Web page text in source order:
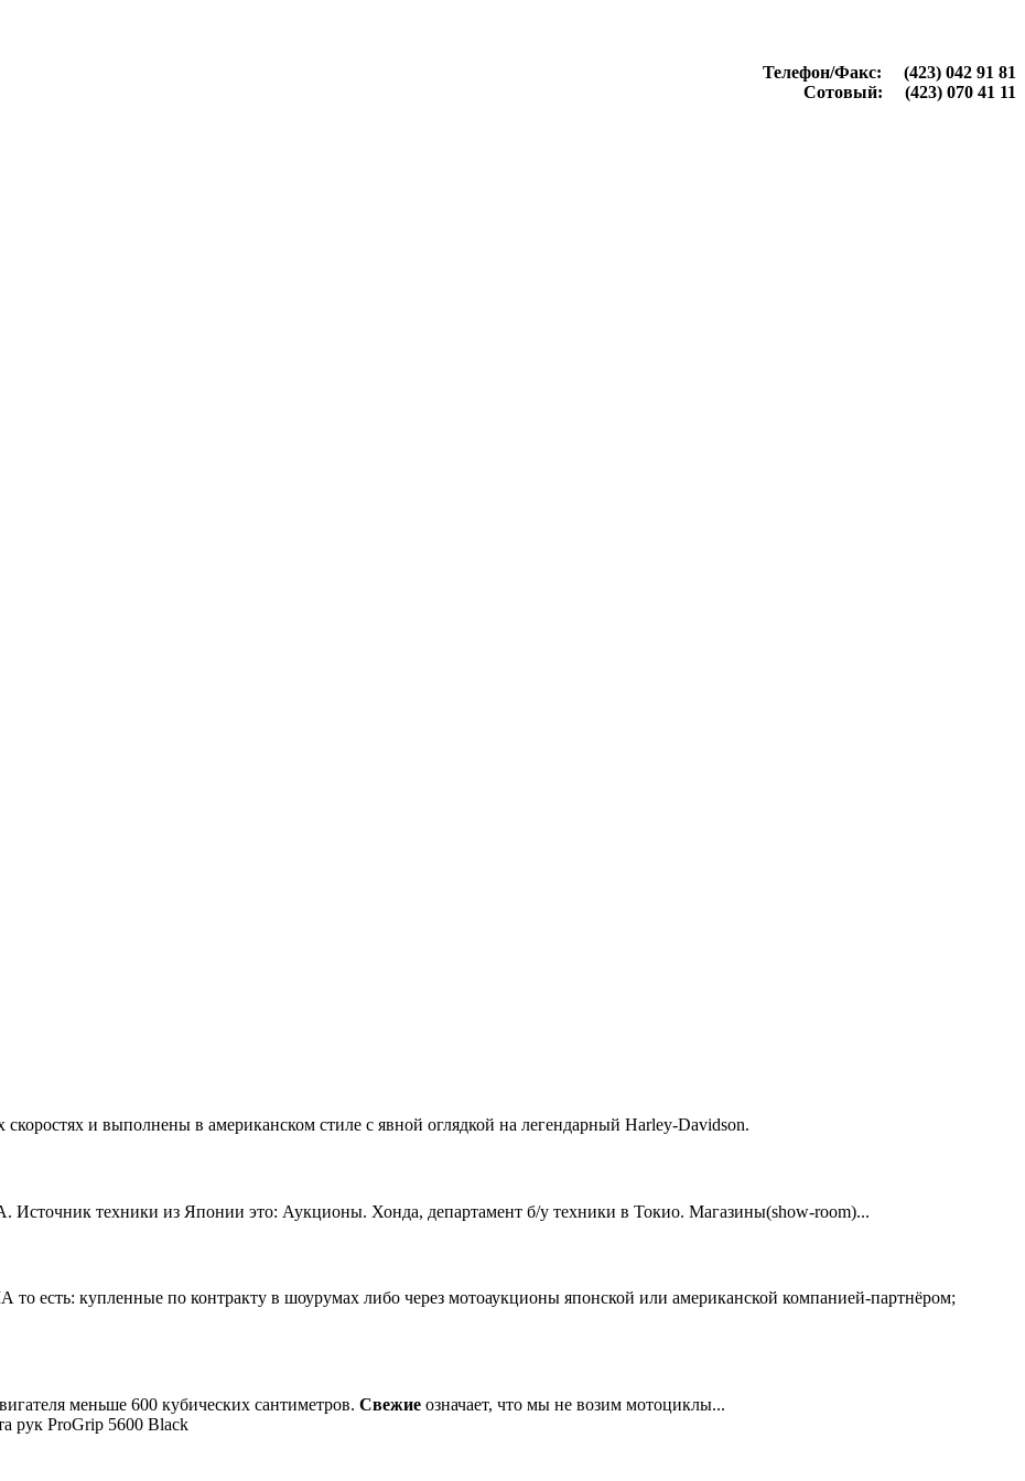
Телефон/Факс: (423) 042 91 81
Сотовый: (423) 070 41 11
и выполнены в американском стиле с явной оглядкой на легендарный Harley-Davidson.
техники из Японии это: Аукционы. Хонда, департамент б/у техники в Токио. Магазины(show-room)...
есть: купленные по контракту в шоурумах либо через мотоаукционы японской или американской компанией-партнёром;
меньше 600 кубических сантиметров. Свежие означает, что мы не возим мотоциклы...
рук ProGrip 5600 Black